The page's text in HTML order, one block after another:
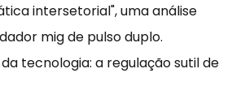
intersetorial", uma análise
mig de pulso duplo.
tecnologia: a regulação sutil de